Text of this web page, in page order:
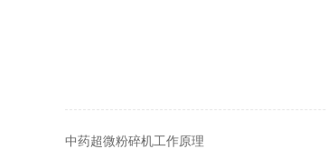
中药超微粉碎机工作原理